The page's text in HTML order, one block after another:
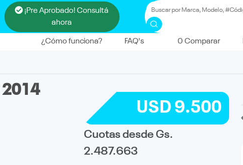
¡Pre Aprobado! Consultá
ahora
¿Cómo funciona? FAQ's 0 Comparar
2014
USD 9.500
Cuotas desde Gs.
2.487.663